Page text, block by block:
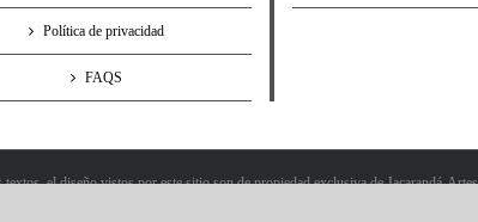
Política de privacidad
FAQS
el diseño vistos por este sitio son de propiedad exclusiva de Jacarandá-